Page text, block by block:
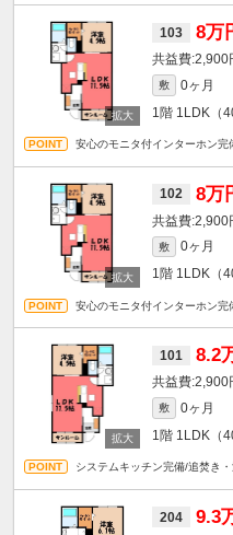
103 8万
2,900
敷 0ヶ月
1階 1LDK（
安心のモニタ付インターホン
102 8万
2,900
敷 0ヶ月
1階 1LDK（
安心のモニタ付インターホン
101 8.2
2,900
敷 0ヶ月
1階 1LDK（
システムキッチン完備/追焚き
204 9.3